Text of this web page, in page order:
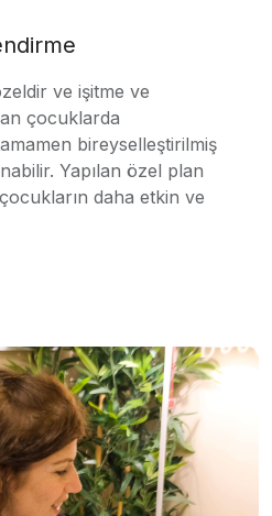
ve işitme ve
çocuklarda
bireyselleştirilmiş
Yapılan özel plan
daha etkin ve